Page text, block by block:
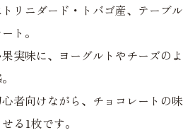
リニダード・トバゴ産、テーブル
ト。
実味に、ヨーグルトやチーズのよ
者向けながら、チョコレートの味
る1枚です。